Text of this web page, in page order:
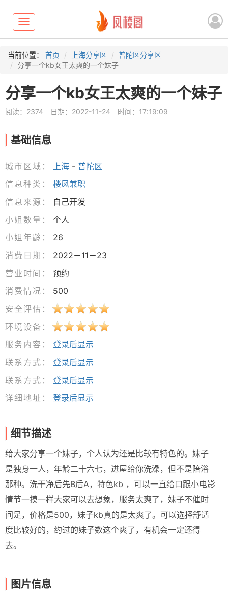
Toggle
navigation
当前位置： 首页 上海分享区
普陀区分享区
分享一个kb女王太爽的一个妹子
分享一个kb女王太爽的一个妹子
阅读：2374 日期：2022-11-24 时间：17:19:09
基础信息
城市区域： 上海 - 普陀区
信息种类：
楼凤兼职
信息来源：
自己开发
小姐数量：
个人
小姐年龄：
26
消费日期：
2022－11－23
营业时间：
预约
消费情况：
500
安全评估：
环境设备：
服务内容：
登录后显示
联系方式：
登录后显示
联系方式：
登录后显示
详细地址：
登录后显示
细节描述
给大家分享一个妹子，个人认为还是比较有特色的。妹子
是独身一人，年龄二十六七，进屋给你洗澡，但不是陪浴
那种。洗干净后先B后A，特色kb ，可以一直给口跟小电影
情节一摸一样大家可以去想象，服务太爽了，妹子不催时
间足，价格是500，妹子kb真的是太爽了。可以选择舒适
度比较好的，约过的妹子数这个爽了，有机会一定还得
去。
图片信息